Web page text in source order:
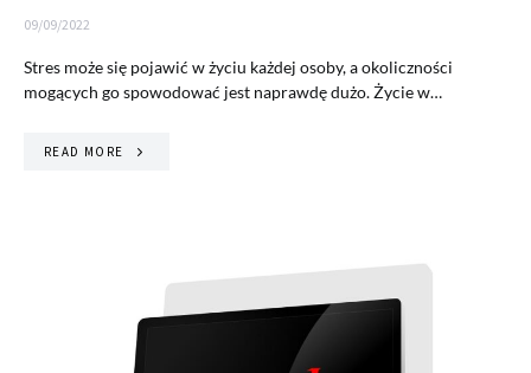
09/09/2022
Stres może się pojawić w życiu każdej osoby, a okoliczności
mogących go spowodować jest naprawdę dużo. Życie w…
READ MORE